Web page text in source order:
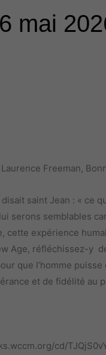
mai
Freeman,
Jean : « ce que
serons semblables
expérience
Age, réfléchissez-y
que l’homme
et de fidélité au
cd/